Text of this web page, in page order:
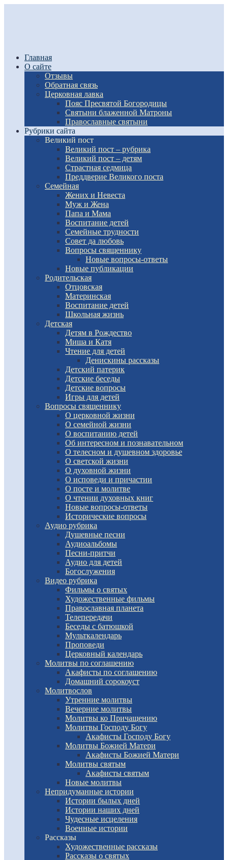
Главная
О сайте
Отзывы
Обратная связь
Церковная лавка
Пояс Пресвятой Богородицы
Святыни блаженной Матроны
Православные святыни
Рубрики сайта
Великий пост
Великий пост – рубрика
Великий пост – детям
Страстная седмица
Преддверие Великого поста
Семейная
Жених и Невеста
Муж и Жена
Папа и Мама
Воспитание детей
Семейные трудности
Совет да любовь
Вопросы священнику
Новые вопросы-ответы
Новые публикации
Родительская
Отцовская
Материнская
Воспитание детей
Школьная жизнь
Детская
Детям в Рождество
Миша и Катя
Чтение для детей
Денискины рассказы
Детский патерик
Детские беседы
Детские вопросы
Игры для детей
Вопросы священнику
О церковной жизни
О семейной жизни
О воспитанию детей
Об интересном и познавательном
О телесном и душевном здоровье
О светской жизни
О духовной жизни
О исповеди и причастии
О посте и молитве
О чтении духовных книг
Новые вопросы-ответы
Исторические вопросы
Аудио рубрика
Душевные песни
Аудиоальбомы
Песни-притчи
Аудио для детей
Богослужения
Видео рубрика
Фильмы о святых
Художественные фильмы
Православная планета
Телепередачи
Беседы с батюшкой
Мульткалендарь
Проповеди
Церковный календарь
Молитвы по соглашению
Акафисты по соглашению
Домашний сорокоуст
Молитвослов
Утренние молитвы
Вечерние молитвы
Молитвы ко Причащению
Молитвы Господу Богу
Акафисты Господу Богу
Молитвы Божией Матери
Акафисты Божией Матери
Молитвы святым
Акафисты святым
Новые молитвы
Непридуманные истории
Истории былых дней
Истории наших дней
Чудесные исцеления
Военные истории
Рассказы
Художественные рассказы
Рассказы о святых